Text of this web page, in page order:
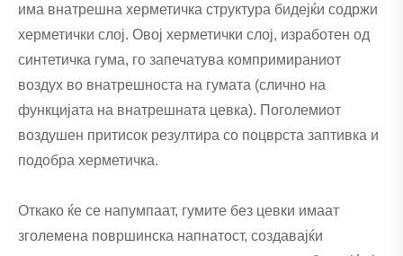
има внатрешна херметичка структура бидејќи содржи
херметички слој. Овој херметички слој, изработен од
синтетичка гума, го запечатува компримираниот
воздух во внатрешноста на гумата (слично на
функцијата на внатрешната цевка). Поголемиот
воздушен притисок резултира со поцврста заптивка и
подобра херметичка.
Откако ќе се напумпаат, гумите без цевки имаат
зголемена површинска напнатост, создавајќи